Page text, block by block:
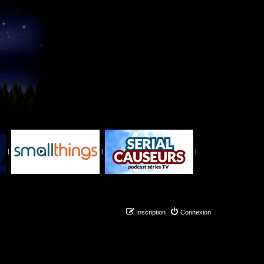
| | |
Connexion
Inscription